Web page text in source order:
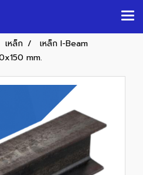
เหล็ก
เหล็ก I-Beam
mm.